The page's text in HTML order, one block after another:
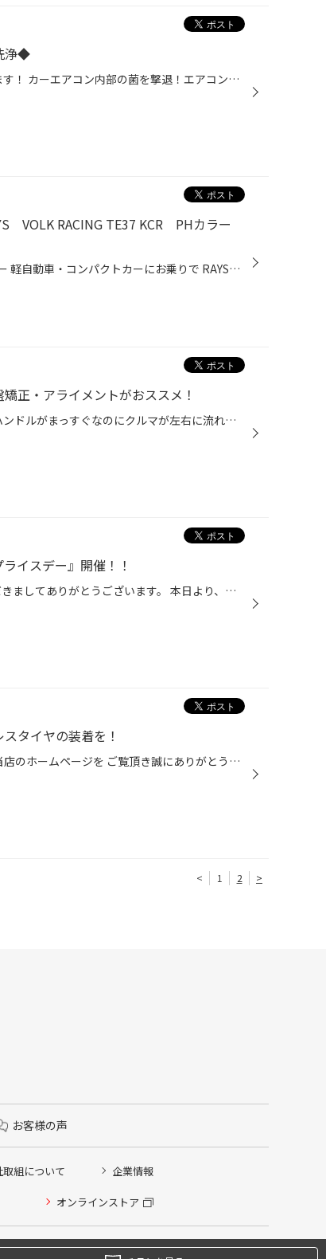
浄◆
WURTH エバポレーター洗浄 ご紹介します！ カーエアコン内部の菌を撃退！エアコン内部 エバポレーター洗浄 エアコンの臭いが気になる方に！ エバポレーター内部洗浄がオススメ！ エバポレーターとは？ エアコンに使われている部品 エアコン内部にあるためお手入れしないと嫌な臭いの原因になります...
VOLK RACING TE37 KCR PHカラー
RAYS VOLK RACING TE37 KCR PHカラー 軽自動車・コンパクトカーにお乗りで RAYSホイールをお探しの方！！！！ ほかのお車と被らない、 おすすめのホイールをご紹介致します(^^)/ RAYSのカタログには掲載されていない特別カラー！！！ こちらのホイールはRAYSという MADE IN JAPANの ホイールメーカ...
正・アライメントがおススメ！
皆さん、おクルマを運転していて、 「ハンドルがまっすぐなのにクルマが左右に流れる」、 「タイヤの減り方が変な気がする」などなど、気になったことはありませんか。 その症状、実はアライメントのズレが原因かもしれません。 アライメント調整は、よく「おクルマの骨盤矯正」に例えられる大切な...
イスデー』開催！！
こんにちは、いつも当店をご利用いただきましてありがとうございます。 本日より、コクピット・タイヤ館におきまして、 期間限定！ サイズ限定！！ 数量限定！！！ お得にお買い求めいただける、「タイヤスペシャルプライスデー」がスタートします！ お得なタイヤのご紹介！！ ワゴンR、N-BOX、タン...
タイヤの装着を！
スタッドレスタイヤの装着を！ いつも当店のホームページを ご覧頂き誠にありがとうございます(・∀・) またまた寒波予報がでています！ 気象庁ホームページ参照 まだスタッドレスタイヤの装着を されていない方、 路面凍結が予想されますので ノーマルタイヤの方は急いで スタッドレスタイヤへ交換...
< 1 2 >
お客様の声
組について 企業情報
オンラインストア